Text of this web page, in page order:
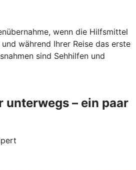
wenn die Hilfsmittel
während Ihrer Reise das erste
sind Sehhilfen und
unterwegs – ein paar